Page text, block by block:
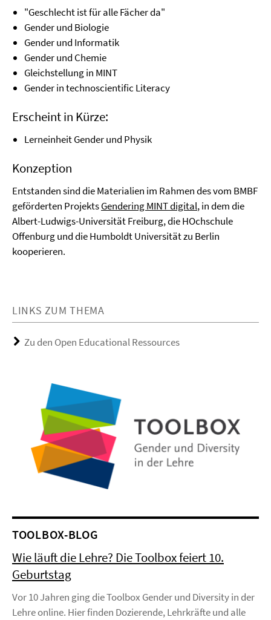
"Geschlecht ist für alle Fächer da"
Gender und Biologie
Gender und Informatik
Gender und Chemie
Gleichstellung in MINT
Gender in technoscientific Literacy
Erscheint in Kürze:
Lerneinheit Gender und Physik
Konzeption
Entstanden sind die Materialien im Rahmen des vom BMBF
geförderten ProjektsGendering MINT digital, in dem die
Albert-Ludwigs-Universität Freiburg, die HOchschule
Offenburg und die Humboldt Universität zu Berlin
kooperieren.
LINKS ZUM THEMA
Zu den Open Educational Ressources
TOOLBOX-BLOG
Wie läuft die Lehre? Die Toolbox feiert 10.
Geburtstag
Vor 10 Jahren ging die Toolbox Gender und Diversity in der
Lehre online. Hier finden Dozierende, Lehrkräfte und alle